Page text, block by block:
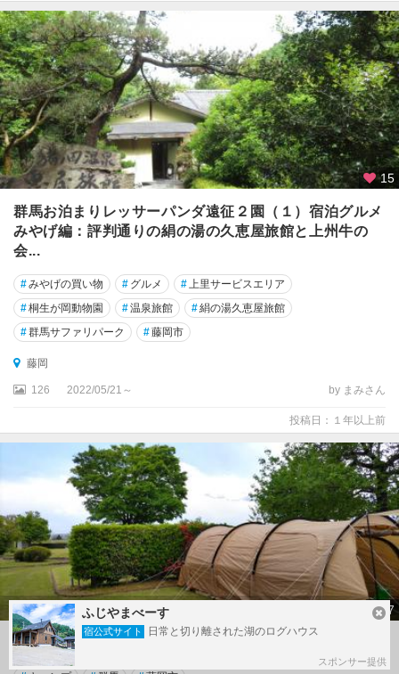
15
群馬お泊まりレッサーパンダ遠征２園（１）宿泊グルメ
みやげ編：評判通りの絹の湯の久恵屋旅館と上州牛の
会...
#みやげの買い物 # グルメ # 上里サービスエリア
#桐生が岡動物園 #温泉旅館 #絹の湯久恵屋旅館
#群馬サファリパーク #藤岡市
藤岡
126 2022/05/21～ by まみさん
投稿日：１年以上前
7
【群馬・藤岡】烏川オートキャンプ場に行って来た
ふじやまべーす
宿公式サイト 日常と切り離された湖のログハウス
スポンサー提供